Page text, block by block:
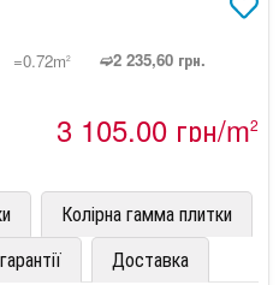
=0.72m2 ➫2 235,60 грн.
3 105,00 грн/m2
Колірна гамма плитки
Доставка